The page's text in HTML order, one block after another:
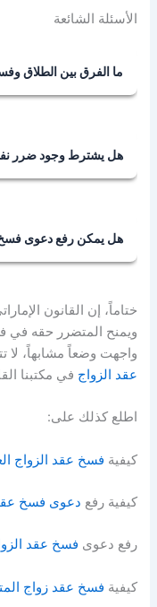
الأسئلة الشائعة
ما الفرق بين الطلاق
الطرفين بعد قيام
هل يشترط وجود ضرر
مؤثر سواء نفسي أو
هل يمكن رفع دعوى فسخ
مما يسهل الإجراءات
ختاماً، إن القانون
ويمنح المتضرر حقه في
واجهت وضعاً مشابهاً، لا
عقد الزواج في مكتبنا
اطلع كذلك على:
كيفية فسخ عقد الزواج
كيفية رفع دعوى فسخ
رفع دعوى فسخ عقد
كيفية فسخ عقد زواج